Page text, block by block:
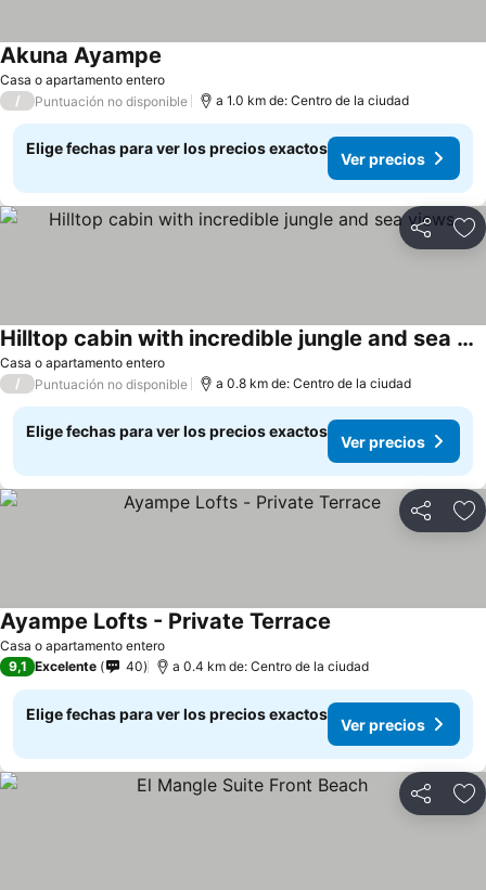
Casa o apartamento entero
Akuna Ayampe
/ Puntuación no disponible a 1.0 km de: Centro de la ciudad
Elige fechas para ver los precios exactos
Ver precios
Compartir
Casa o apartamento entero
Hilltop cabin with incredible jungle and sea views
/ Puntuación no disponible a 0.8 km de: Centro de la ciudad
Elige fechas para ver los precios exactos
Ver precios
Compartir
Casa o apartamento entero
Ayampe Lofts - Private Terrace
9,1 Excelente 40 a 0.4 km de: Centro de la ciudad
Elige fechas para ver los precios exactos
Ver precios
Compartir